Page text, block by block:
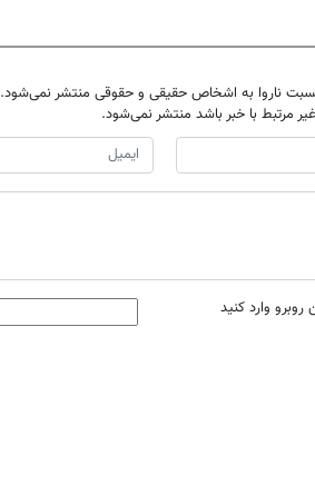
ناروا به اشخاص حقیقی و حقوقی منتشر نمی‌شود.
مرتبط با خبر باشد منتشر نمی‌شود.
وارد کنید